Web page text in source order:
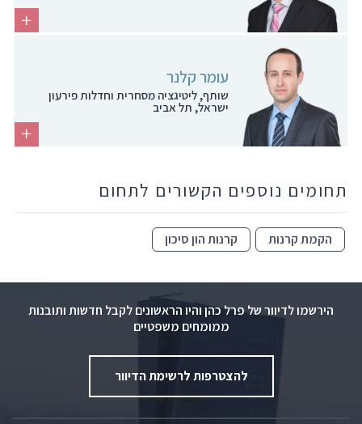
עומר קלנר
שותף, ליטיגציה מסחרית וחדלות פירעון
ישראל, תל אביב
תחומים נוספים הקשורים לתחום
הקמת קרנות קרנות הון סיכון
הירשמו לדיוור של פרל כהן והיו הראשונים לקבל חדשות ותובנות
ממומחים משפטיים
להצטרפות לרשימת הדיוור